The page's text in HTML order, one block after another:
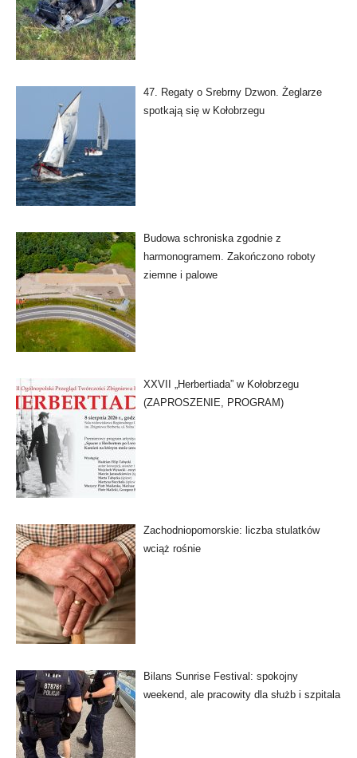
47. Regaty o Srebrny Dzwon. Żeglarze
spotkają się w Kołobrzegu
Budowa schroniska zgodnie z
harmonogramem. Zakończono roboty
ziemne i palowe
XXVII „Herbertiada” w Kołobrzegu
(ZAPROSZENIE, PROGRAM)
Zachodniopomorskie: liczba stulatków
wciąż rośnie
Bilans Sunrise Festival: spokojny
weekend, ale pracowity dla służb i szpitala